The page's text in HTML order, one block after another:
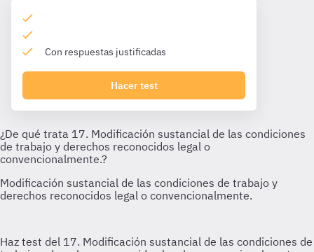
Con respuestas justificadas
Hacer test